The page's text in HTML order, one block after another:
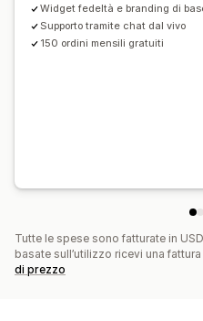
Automazioni Segmentazione
Monitoraggio Reportistica
Widget fedeltà e branding di
Supporto tramite chat dal vivo
150 ordini mensili gratuiti
Tutte le spese sono fatturate in
basate sull’utilizzo ricevi una
di prezzo